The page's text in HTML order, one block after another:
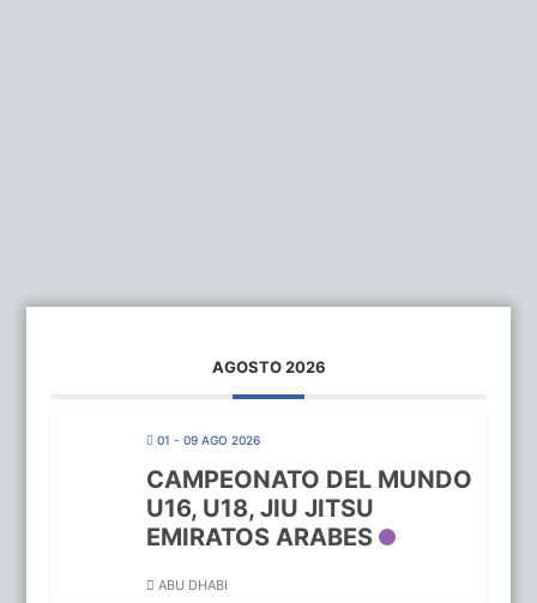
AGOSTO 2026
01 - 09 AGO 2026
CAMPEONATO DEL MUNDO
U16, U18, JIU JITSU
EMIRATOS ARABES
ABU DHABI